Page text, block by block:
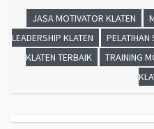
JASA MOTIVATOR KLATEN
LEADERSHIP KLATEN
PELATIHAN
KLATEN TERBAIK
TRAINING